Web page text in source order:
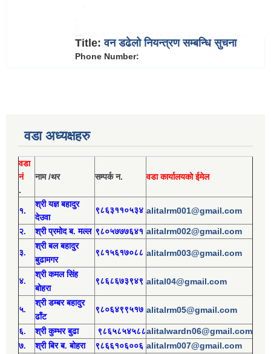
Title:वन डढेलो नियन्त्रण सम्बन्धि सुचना
Phone Number:
वडा अध्यक्षहरु
वडा
नं
.
नाम /थर सम्पर्क न. वडा कार्यालयको ईमेल
१.
श्री यज्ञ बहादुर
देउवा
९८६३११०५३४ alitalrm001@gmail.com
२. श्रीप्रमोदब. मल्ल ९८०५७७७६४१ alitalrm002@gmail.com
३.
श्रीबल बहादुर
बुढामगर
९८१५६१७०८८ alitalrm003@gmail.com
४.
श्री कमल सिंह
बोहरा
९८६८६७३९४९ alital04@gmail.com
५.
श्री डम्बर बहादुर
ढाँट
९८०६४९९५१७ alitalrm05@gmail.com
६. श्री कुम्भर बुढा ९८६५८५४५८८alitalwardn06@gmail.com
७. श्री बिर ब. बोहरा ९८६६१०६००६ alitalrm007@gmail.com